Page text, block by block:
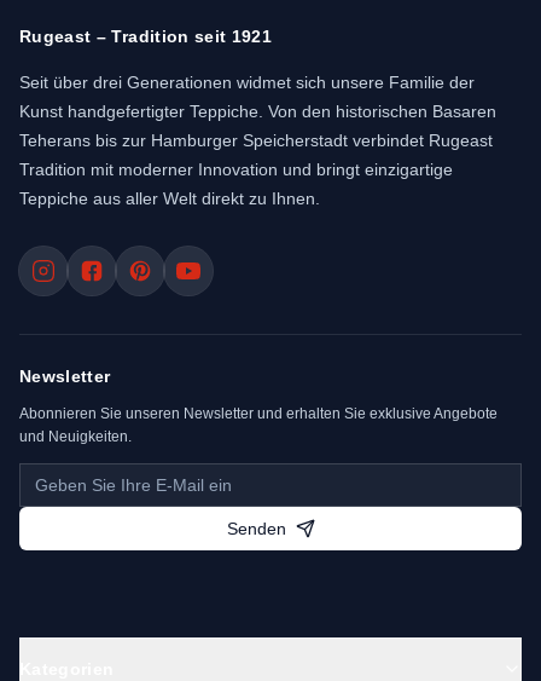
Rugeast – Tradition seit 1921
Seit über drei Generationen widmet sich unsere Familie der
Kunst handgefertigter Teppiche. Von den historischen Basaren
Teherans bis zur Hamburger Speicherstadt verbindet Rugeast
Tradition mit moderner Innovation und bringt einzigartige
Teppiche aus aller Welt direkt zu Ihnen.
Newsletter
Abonnieren Sie unseren Newsletter und erhalten Sie exklusive Angebote
und Neuigkeiten.
Senden